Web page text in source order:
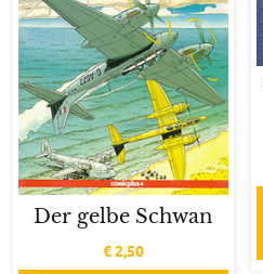
Der gelbe Schwan
€2,50